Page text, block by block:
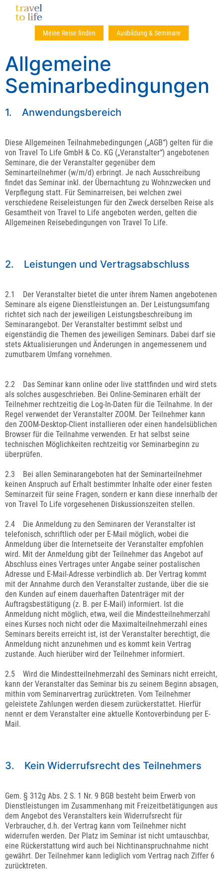
Meine Reise finden Ausbildung & Seminare
Allgemeine
Seminarbedingungen
1. Anwendungsbereich
Diese Allgemeinen Teilnahmebedingungen („AGB“) gelten für die
von Travel To Life GmbH & Co. KG („Veranstalter“) angebotenen
Seminare, die der Veranstalter gegenüber dem
Seminarteilnehmer (w/m/d) erbringt. Je nach Ausschreibung
findet das Seminar inkl. der Übernachtung zu Wohnzwecken und
Verpflegung statt. Für Seminarreisen, bei welchen zwei
verschiedene Reiseleistungen für den Zweck derselben Reise als
Gesamtheit von Travel to Life angeboten werden, gelten die
Allgemeinen Reisebedingungen von Travel To Life.
2. Leistungen und Vertragsabschluss
2.1 Der Veranstalter bietet die unter ihrem Namen angebotenen
Seminare als eigene Dienstleistungen an. Der Leistungsumfang
richtet sich nach der jeweiligen Leistungsbeschreibung im
Seminarangebot. Der Veranstalter bestimmt selbst und
eigenständig die Themen des jeweiligen Seminars. Dabei darf sie
stets Aktualisierungen und Änderungen in angemessenem und
zumutbarem Umfang vornehmen.
2.2 Das Seminar kann online oder live stattfinden und wird stets
als solches ausgeschrieben. Bei Online-Seminaren erhält der
Teilnehmer rechtzeitig die Log-In-Daten für die Teilnahme. In der
Regel verwendet der Veranstalter ZOOM. Der Teilnehmer kann
den ZOOM-Desktop-Client installieren oder einen handelsüblichen
Browser für die Teilnahme verwenden. Er hat selbst seine
technischen Möglichkeiten rechtzeitig vor Seminarbeginn zu
überprüfen.
2.3 Bei allen Seminarangeboten hat der Seminarteilnehmer
keinen Anspruch auf Erhalt bestimmter Inhalte oder einer festen
Seminarzeit für seine Fragen, sondern er kann diese innerhalb der
von Travel To Life vorgesehenen Diskussionszeiten stellen.
2.4 Die Anmeldung zu den Seminaren der Veranstalter ist
telefonisch, schriftlich oder per E-Mail möglich, wobei die
Anmeldung über die Internetseite der Veranstalter empfohlen
wird. Mit der Anmeldung gibt der Teilnehmer das Angebot auf
Abschluss eines Vertrages unter Angabe seiner postalischen
Adresse und E-Mail-Adresse verbindlich ab. Der Vertrag kommt
mit der Annahme durch den Veranstalter zustande, über die sie
den Kunden auf einem dauerhaften Datenträger mit der
Auftragsbestätigung (z. B. per E-Mail) informiert. Ist die
Anmeldung nicht möglich, etwa, weil die Mindestteilnehmerzahl
eines Kurses noch nicht oder die Maximalteilnehmerzahl eines
Seminars bereits erreicht ist, ist der Veranstalter berechtigt, die
Anmeldung nicht anzunehmen und es kommt kein Vertrag
zustande. Auch hierüber wird der Teilnehmer informiert.
2.5 Wird die Mindestteilnehmerzahl des Seminars nicht erreicht,
kann der Veranstalter das Seminar bis zu seinem Beginn absagen,
mithin vom Seminarvertrag zurücktreten. Vom Teilnehmer
geleistete Zahlungen werden diesem zurückerstattet. Hierfür
nennt er dem Veranstalter eine aktuelle Kontoverbindung per E-
Mail.
3. Kein Widerrufsrecht des Teilnehmers
Gem. § 312g Abs. 2 S. 1 Nr. 9 BGB besteht beim Erwerb von
Dienstleistungen im Zusammenhang mit Freizeitbetätigungen aus
dem Angebot des Veranstalters kein Widerrufsrecht für
Verbraucher, d.h. der Vertrag kann vom Teilnehmer nicht
widerrufen werden. Der Platz im Seminar ist nicht umtauschbar,
eine Rückerstattung wird auch bei Nichtinanspruchnahme nicht
gewährt. Der Teilnehmer kann lediglich vom Vertrag nach Ziffer 6
zurücktreten.